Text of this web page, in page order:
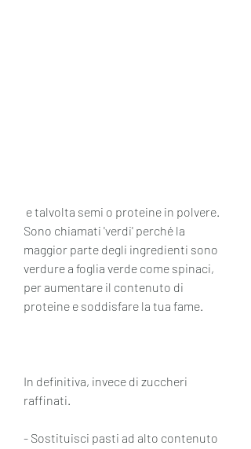
Sono chiamati 'verdi' perché la
maggior parte degli ingredienti sono
verdure a foglia verde come spinaci,
per aumentare il contenuto di
proteine e soddisfare la tua fame.
In definitiva, invece di zuccheri
raffinati.
- Sostituisci pasti ad alto contenuto